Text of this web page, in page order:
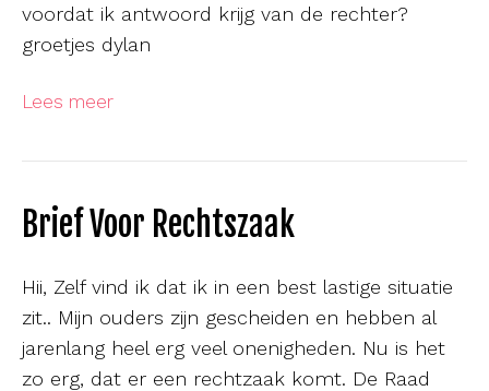
voordat ik antwoord krijg van de rechter?
groetjes dylan
Lees meer
Brief Voor Rechtszaak
Hii, Zelf vind ik dat ik in een best lastige situatie
zit.. Mijn ouders zijn gescheiden en hebben al
jarenlang heel erg veel onenigheden. Nu is het
zo erg, dat er een rechtzaak komt. De Raad